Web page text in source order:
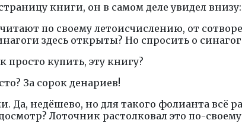
книги, он в самом деле увидел внизу:
по своему летоисчислению, от
здесь открыты? Но спросить о
просто купить, эту книгу?
За сорок денариев!
Да, недёшево, но для такого фолианта всё
Лоточник растолковал это по-